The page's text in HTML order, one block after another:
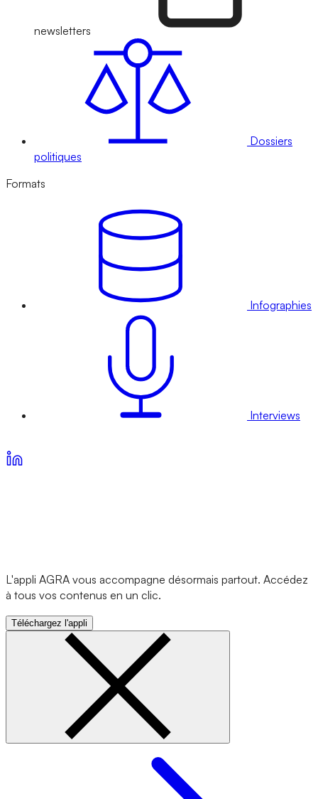
newsletters
Dossiers
politiques
Formats
Infographies
Interviews
L'appli AGRA vous accompagne désormais partout. Accédez
à tous vos contenus en un clic.
Téléchargez l'appli